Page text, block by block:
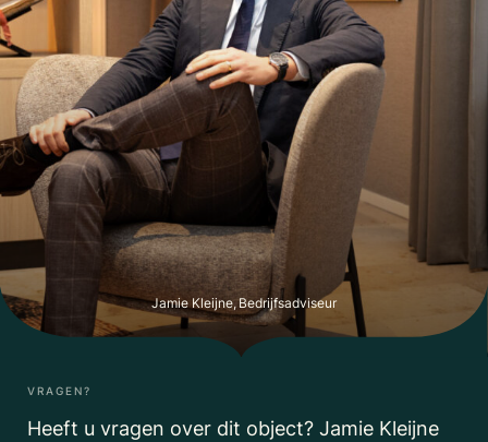
Jamie Kleijne, Bedrijfsadviseur
VRAGEN?
Heeft u vragen over dit object? Jamie Kleijne